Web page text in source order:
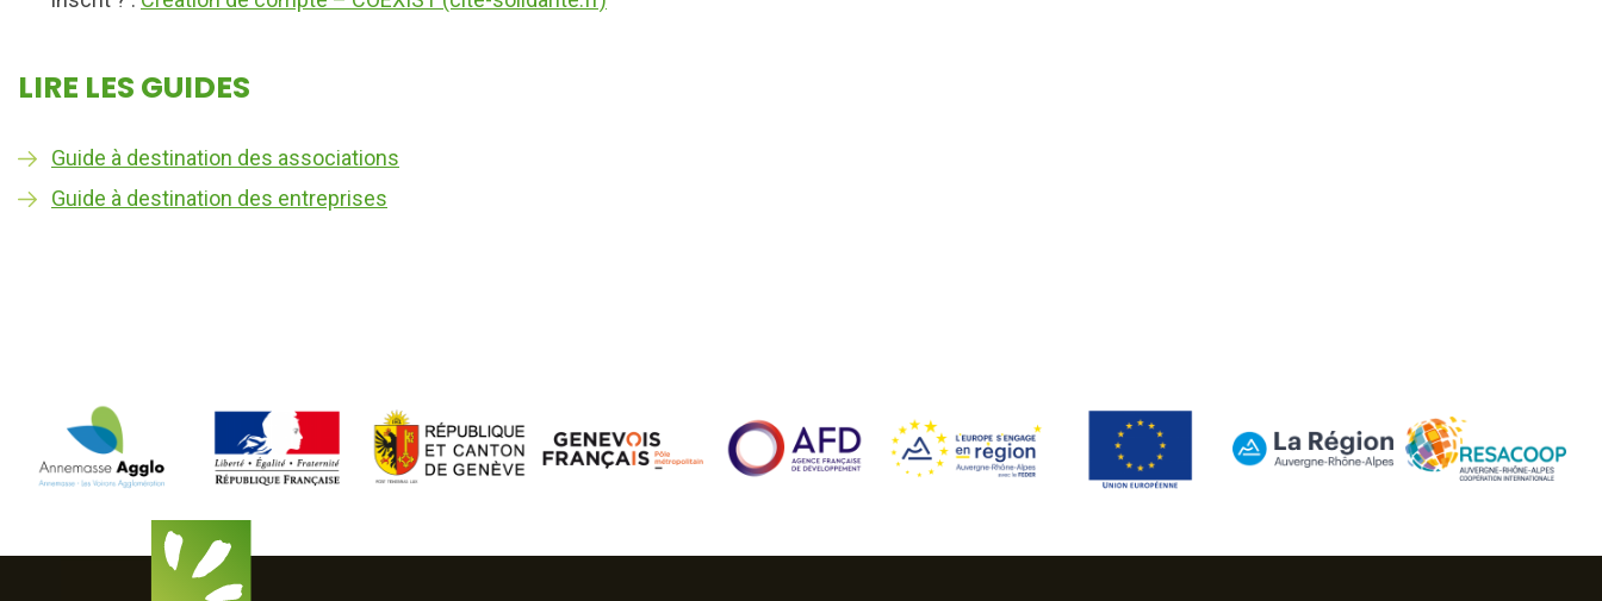
LIRE LES GUIDES
Guide à destination des associations
Guide à destination des entreprises